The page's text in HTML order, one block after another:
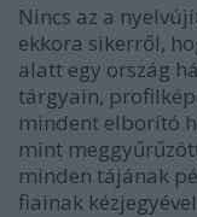
Nincs az a
ekkora sikerről,
alatt egy ország
tárgyain,
mindent elborító
mint
minden tájának
fiainak